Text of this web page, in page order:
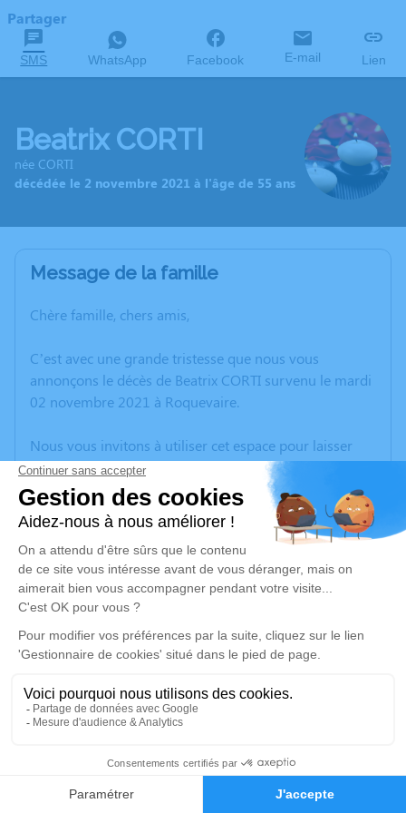
Faire-part Hommages
Partager
SMS WhatsApp Facebook E-mail Lien
Beatrix CORTI
née CORTI
décédée le 2 novembre 2021 à l'âge de 55 ans
Message de la famille
Chère famille, chers amis,
C’est avec une grande tristesse que nous vous
annonçons le décès de Beatrix CORTI survenu le mardi
02 novembre 2021 à Roquevaire.
Nous vous invitons à utiliser cet espace pour laisser
vos condoléances, partager des photos souvenirs, une
anecdote ou exprimer vos pensées à travers des
poèmes ou des textes. Cet endroit est un lieu
d'expression dédié à honorer la mémoire de Beatrix
CORTI.
Un service de plantation d’arbre hommage est
disponible ici.
Je rends hommage
Crémation
Crématorium de Provence et Parc Mémorial
de Provence d'Aix-en-Provence